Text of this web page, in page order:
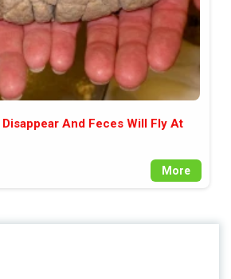
And Feces Will Fly At
More